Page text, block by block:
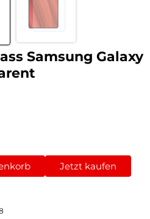
Samsung Galaxy
Jetzt kaufen